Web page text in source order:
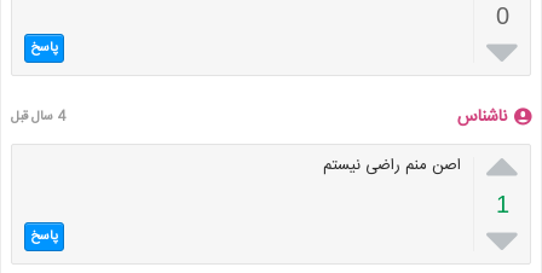
0
 پاسخ
ناشناس 4 سال قبل

1

اصن منم راضی نیستم
پاسخ